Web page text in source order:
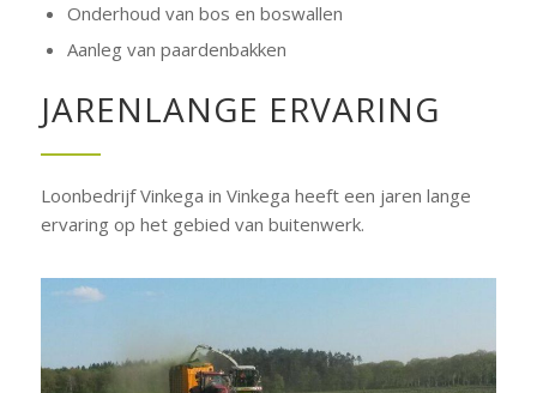
Onderhoud van bos en boswallen
Aanleg van paardenbakken
JARENLANGE ERVARING
Loonbedrijf Vinkega in Vinkega heeft een jaren lange
ervaring op het gebied van buitenwerk.